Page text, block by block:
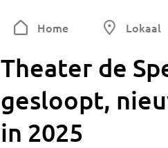
Home Lokaal
Theater de
gesloopt,
in 2025